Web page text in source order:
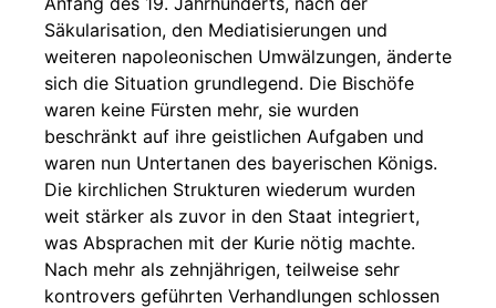
Säkularisation, den Mediatisierungen und
weiteren napoleonischen Umwälzungen, änderte
sich die Situation grundlegend. Die Bischöfe
waren keine Fürsten mehr, sie wurden
beschränkt auf ihre geistlichen Aufgaben und
waren nun Untertanen des bayerischen Königs.
Die kirchlichen Strukturen wiederum wurden
weit stärker als zuvor in den Staat integriert,
was Absprachen mit der Kurie nötig machte.
Nach mehr als zehnjährigen, teilweise sehr
kontrovers geführten Verhandlungen schlossen